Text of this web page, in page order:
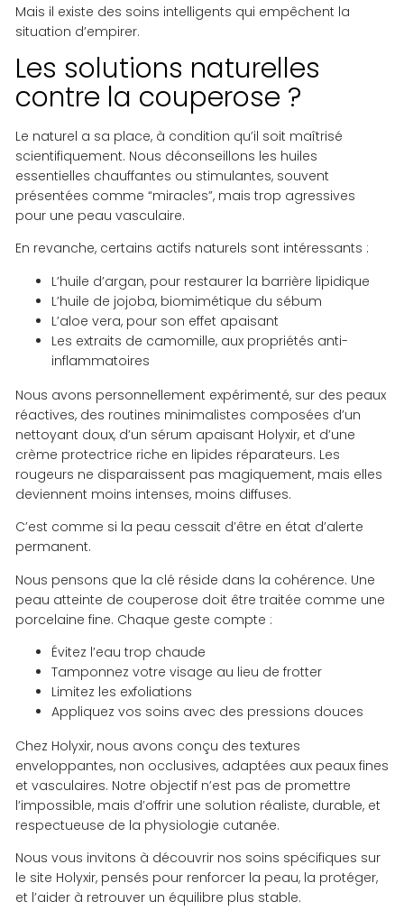
Mais il existe des soins intelligents qui empêchent la
situation d’empirer.
Les solutions naturelles
contre la couperose ?
Le naturel a sa place, à condition qu’il soit maîtrisé
scientifiquement. Nous déconseillons les huiles
essentielles chauffantes ou stimulantes, souvent
présentées comme “miracles”, mais trop agressives
pour une peau vasculaire.
En revanche, certains actifs naturels sont intéressants :
L’huile d’argan, pour restaurer la barrière lipidique
L’huile de jojoba, biomimétique du sébum
L’aloe vera, pour son effet apaisant
Les extraits de camomille, aux propriétés anti-
inflammatoires
Nous avons personnellement expérimenté, sur des peaux
réactives, des routines minimalistes composées d’un
nettoyant doux, d’un sérum apaisant Holyxir, et d’une
crème protectrice riche en lipides réparateurs. Les
rougeurs ne disparaissent pas magiquement, mais elles
deviennent moins intenses, moins diffuses.
C’est comme si la peau cessait d’être en état d’alerte
permanent.
Nous pensons que la clé réside dans la cohérence. Une
peau atteinte de couperose doit être traitée comme une
porcelaine fine. Chaque geste compte :
Évitez l’eau trop chaude
Tamponnez votre visage au lieu de frotter
Limitez les exfoliations
Appliquez vos soins avec des pressions douces
Chez Holyxir, nous avons conçu des textures
enveloppantes, non occlusives, adaptées aux peaux fines
et vasculaires. Notre objectif n’est pas de promettre
l’impossible, mais d’offrir une solution réaliste, durable, et
respectueuse de la physiologie cutanée.
Nous vous invitons à découvrir nos soins spécifiques sur
le site Holyxir, pensés pour renforcer la peau, la protéger,
et l’aider à retrouver un équilibre plus stable.